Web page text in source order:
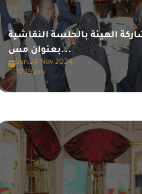
الهيئة بالحلسة النقاشية
بعنوان مس...
Sun,24 Nov 2024
10:19 pm